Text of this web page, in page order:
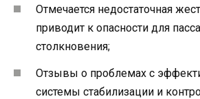
Отмечается недостаточная
приводит к опасности для
столкновения;
Отзывы о проблемах с
системы стабилизации и